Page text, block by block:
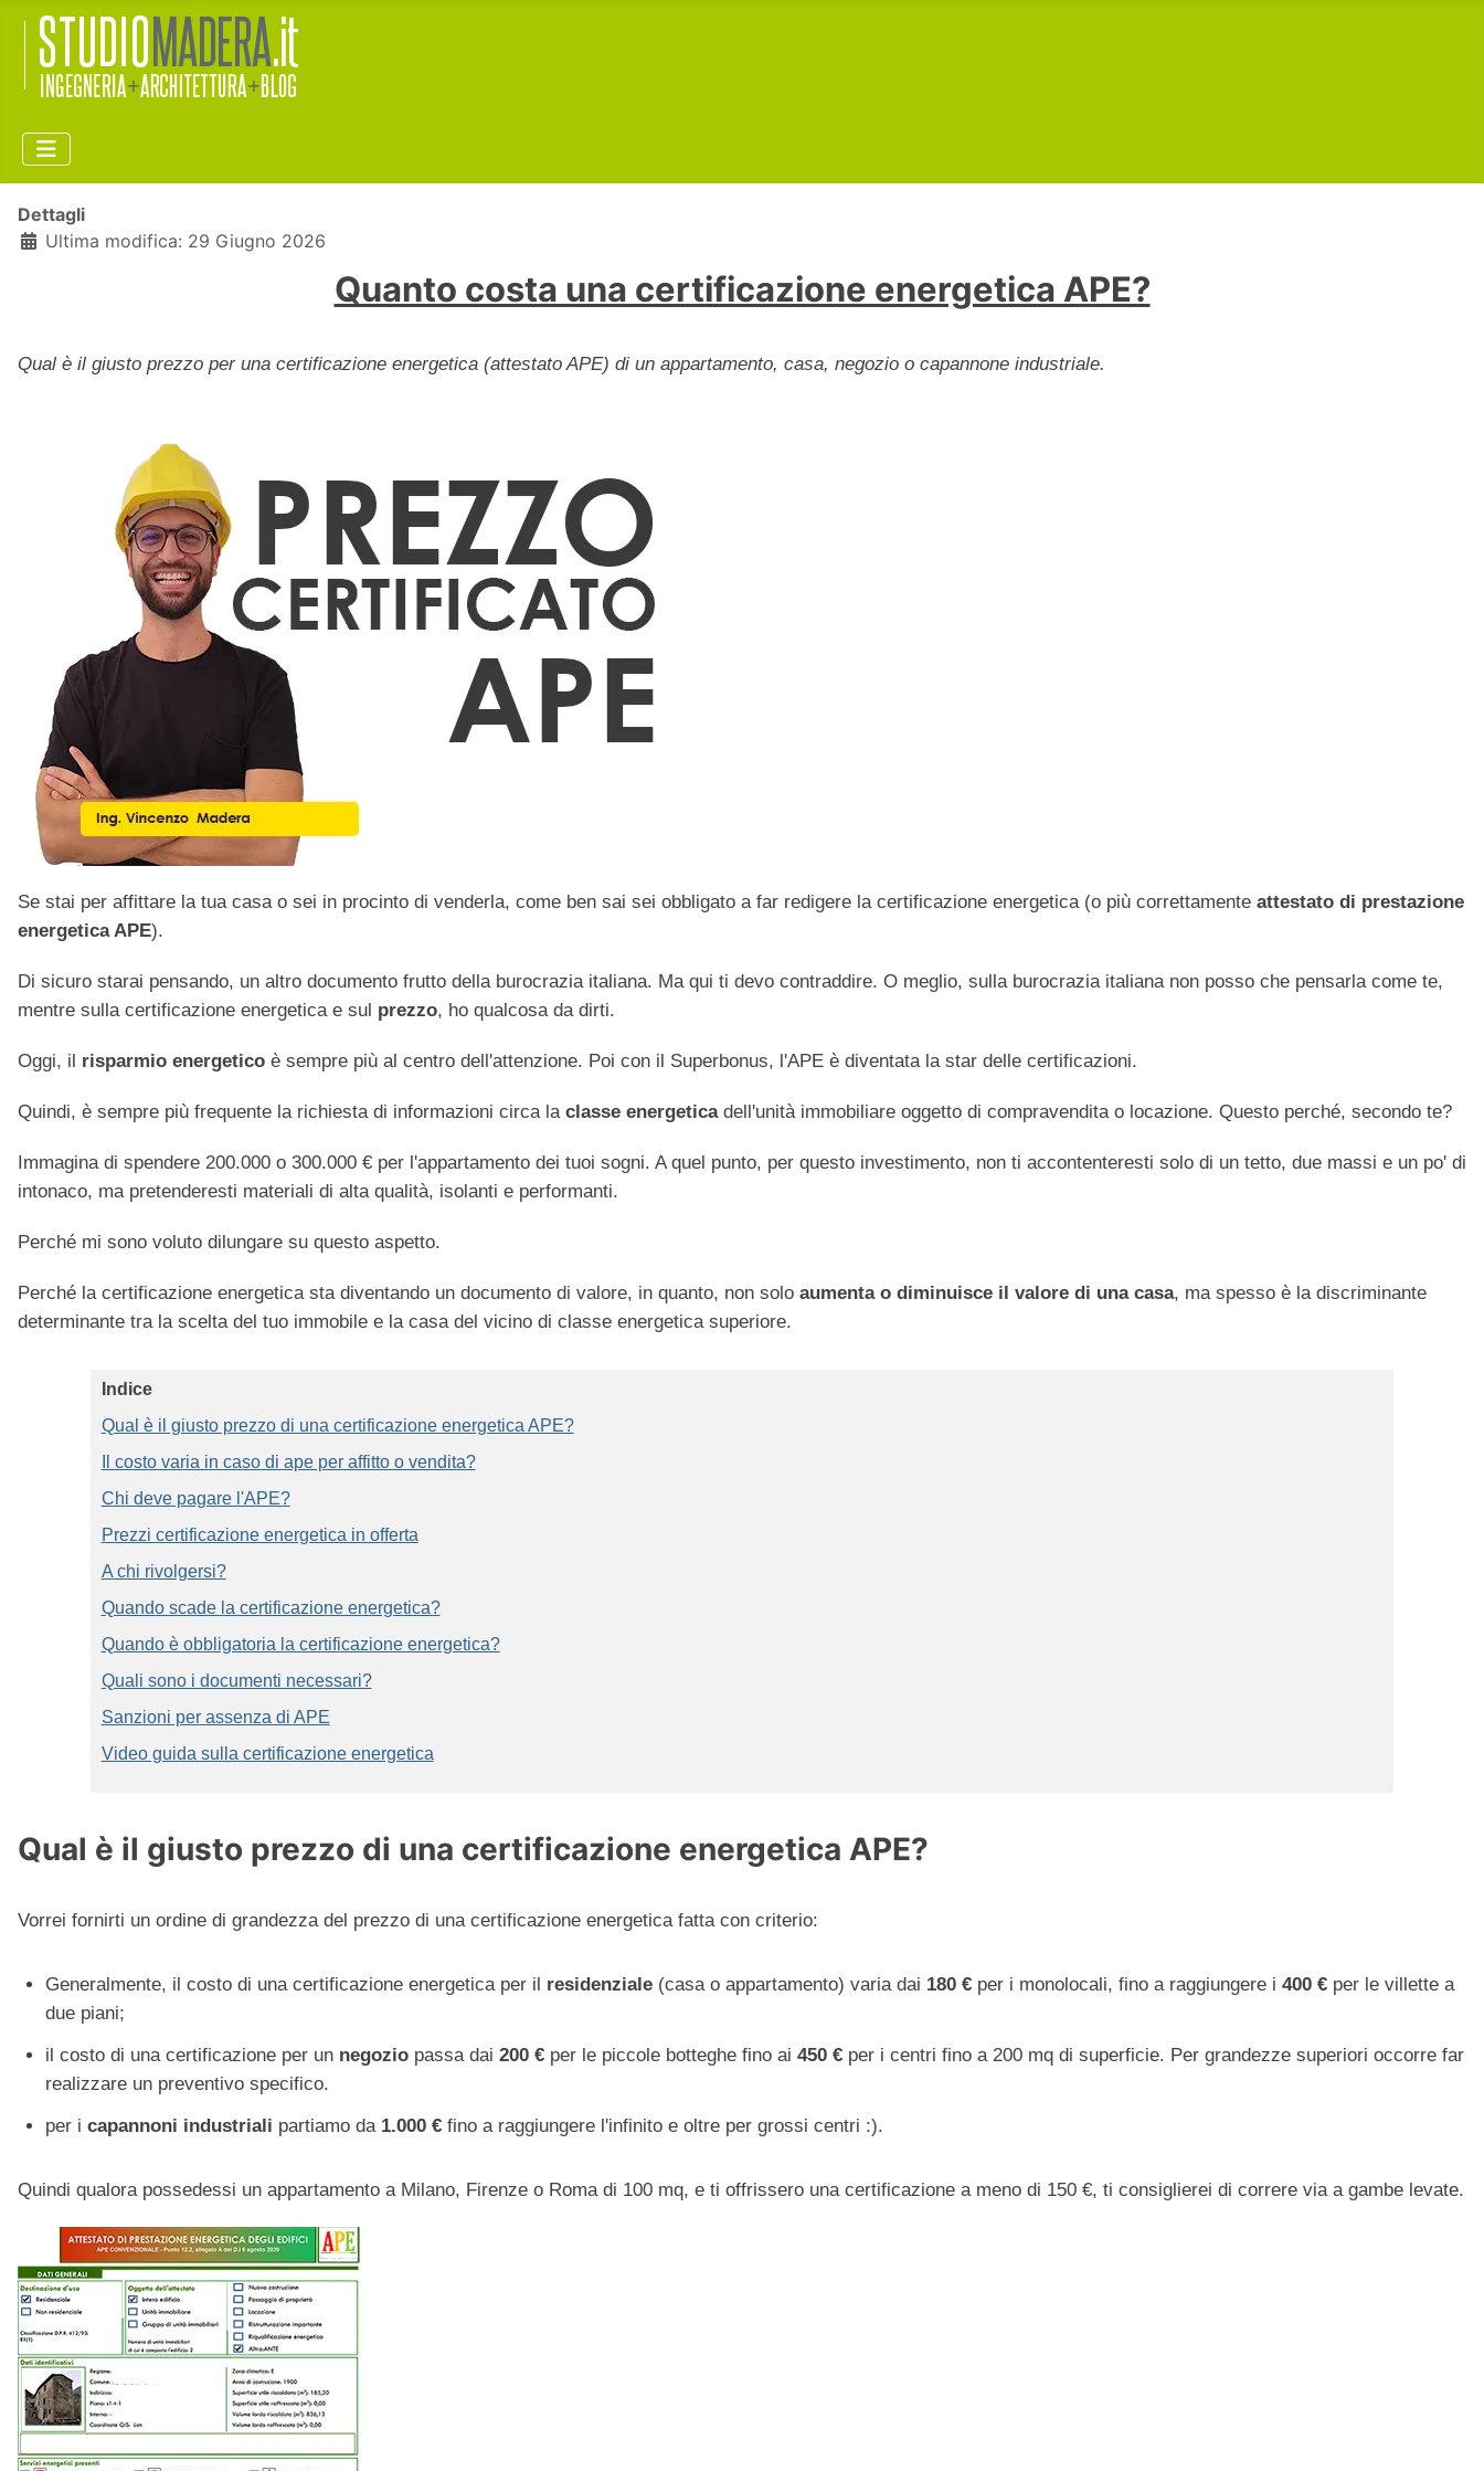
Dettagli
Ultima modifica: 29 Giugno 2026
Quanto costa una certificazione energetica APE?
Qual è il giusto prezzo per una certificazione energetica (attestato APE) di un appartamento, casa, negozio o capannone industriale.
Se stai per affittare la tua casa o sei in procinto di venderla, come ben sai sei obbligato a far redigere la certificazione energetica (o più correttamente attestato di prestazione
energetica APE).
Di sicuro starai pensando, un altro documento frutto della burocrazia italiana. Ma qui ti devo contraddire. O meglio, sulla burocrazia italiana non posso che pensarla come te,
mentre sulla certificazione energetica e sul prezzo, ho qualcosa da dirti.
Oggi, il risparmio energetico è sempre più al centro dell'attenzione. Poi con il Superbonus, l'APE è diventata la star delle certificazioni.
Quindi, è sempre più frequente la richiesta di informazioni circa la classe energeticadell'unità immobiliare oggetto di compravendita o locazione. Questo perché, secondo te?
Immagina di spendere 200.000 o 300.000 € per l'appartamento dei tuoi sogni. A quel punto, per questo investimento, non ti accontenteresti solo di un tetto, due massi e un po' di
intonaco, ma pretenderesti materiali di alta qualità, isolanti e performanti.
Perché mi sono voluto dilungare su questo aspetto.
Perché la certificazione energetica sta diventando un documento di valore, in quanto, non solo aumenta o diminuisce il valore di una casa, ma spesso è la discriminante
determinante tra la scelta del tuo immobile e la casa del vicino di classe energetica superiore.
Indice
Qual è il giusto prezzo di una certificazione energetica APE?
Il costo varia in caso di ape per affitto o vendita?
Chi deve pagare l'APE?
Prezzi certificazione energetica in offerta
A chi rivolgersi?
Quando scade la certificazione energetica?
Quando è obbligatoria la certificazione energetica?
Quali sono i documenti necessari?
Sanzioni per assenza di APE
Video guida sulla certificazione energetica
Qual è il giusto prezzo di una certificazione energetica APE?
Vorrei fornirti un ordine di grandezza del prezzo di una certificazione energetica fatta con criterio:
Generalmente, il costo di una certificazione energetica per il residenziale (casa o appartamento) varia dai 180 € per i monolocali, fino a raggiungere i 400 € per le villette a
due piani;
il costo di una certificazione per un negozio passa dai 200 € per le piccole botteghe fino ai 450 € per i centri fino a 200 mq di superficie. Per grandezze superiori occorre far
realizzare un preventivo specifico.
per i capannoni industriali partiamo da 1.000 € fino a raggiungere l'infinito e oltre per grossi centri :).
Quindi qualora possedessi un appartamento a Milano, Firenze o Roma di 100 mq, e ti offrissero una certificazione a meno di 150 €, ti consiglierei di correre via a gambe levate.